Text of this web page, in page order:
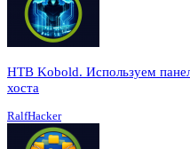
HTB Kobold. Используем
хоста
RalfHacker